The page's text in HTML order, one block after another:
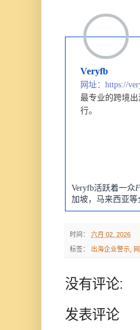
Veryfb
网址：https://
最专业的跨境
行。
Veryfb活跃着一众
加坡，马来西亚等
时间： 六月 02, 2026
标签： 出海企业警示
没有评论:
发表评论